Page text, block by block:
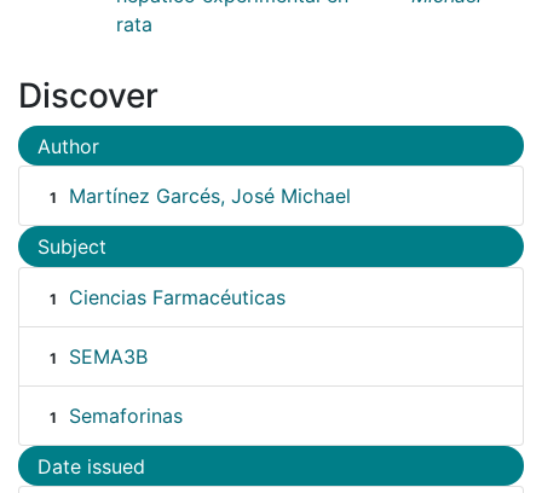
rata
Discover
Author
1 Martínez Garcés, José Michael
Subject
1 Ciencias Farmacéuticas
1 SEMA3B
1 Semaforinas
Date issued